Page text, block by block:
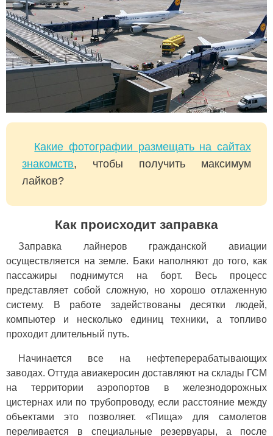
Какие фотографии размещать на сайтах
знакомств, чтобы получить максимум
лайков?
Как происходит заправка
Заправка лайнеров гражданской авиации
осуществляется на земле. Баки наполняют до того, как
пассажиры поднимутся на борт. Весь процесс
представляет собой сложную, но хорошо отлаженную
систему. В работе задействованы десятки людей,
компьютер и несколько единиц техники, а топливо
проходит длительный путь.
Начинается все на нефтеперерабатывающих
заводах. Оттуда авиакеросин доставляют на склады ГСМ
на территории аэропортов в железнодорожных
цистернах или по трубопроводу, если расстояние между
объектами это позволяет. «Пища» для самолетов
переливается в специальные резервуары, а после